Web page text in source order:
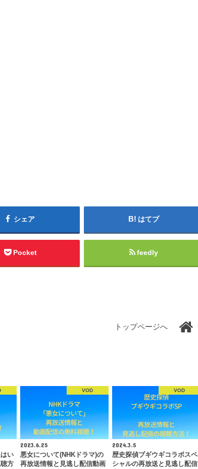
シェア はてブ
Pocket feedly
トップページへ
い
方
VOD
2023.6.25
悪女について(NHKドラマ)の
再放送情報と見逃し配信動画
VOD
2024.3.5
歴史探偵ブギウギコラボスペ
シャルの再放送と見逃し配信